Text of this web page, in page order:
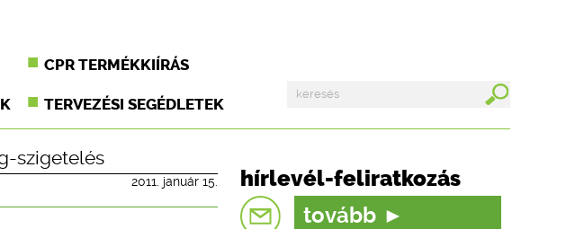
CPR TERMÉKKIÍRÁS
TERVEZÉSI SEGÉDLETEK
szigetelés
2011. január 15. hírlevél-feliratkozás
tovább